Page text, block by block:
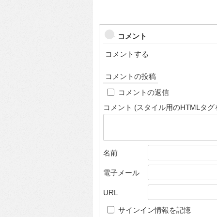
コメント
コメントする
コメントの投稿
コメントの返信
コメント (スタイル用のHTMLタグ
名前
電子メール
URL
サインイン情報を記憶